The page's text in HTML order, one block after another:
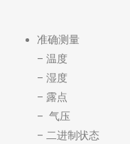
准确测量
– 温度
– 湿度
– 露点
– 气压
– 二进制状态